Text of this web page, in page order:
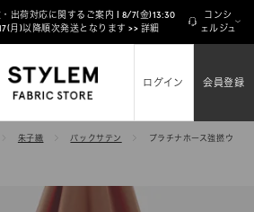
出荷対応に関するご案内 | 8/7(金)13:30
月)以降順次発送となります >> 詳細
コンシ
ェルジュ
ログイン 会員登録
朱子織 バックサテン プラチナホース強撚ウ